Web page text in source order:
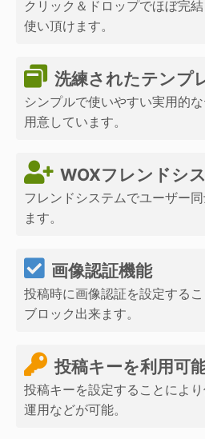
クリック＆ドロップでほぼ完
使い頂けます。
洗練されたテンプ
シンプルで使いやすい実用的
用意しています。
WOXフレンドシ
フレンドシステムでユーザー
ます。
画像認証機能
投稿時に画像認証を設定する
ブロック出来ます。
投稿キーを利用可
投稿キーを設定することによ
運用などが可能。